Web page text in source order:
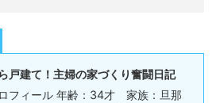
戸建て！主婦の家づくり奮闘日記
フィール 年齢：34才 家族：旦那